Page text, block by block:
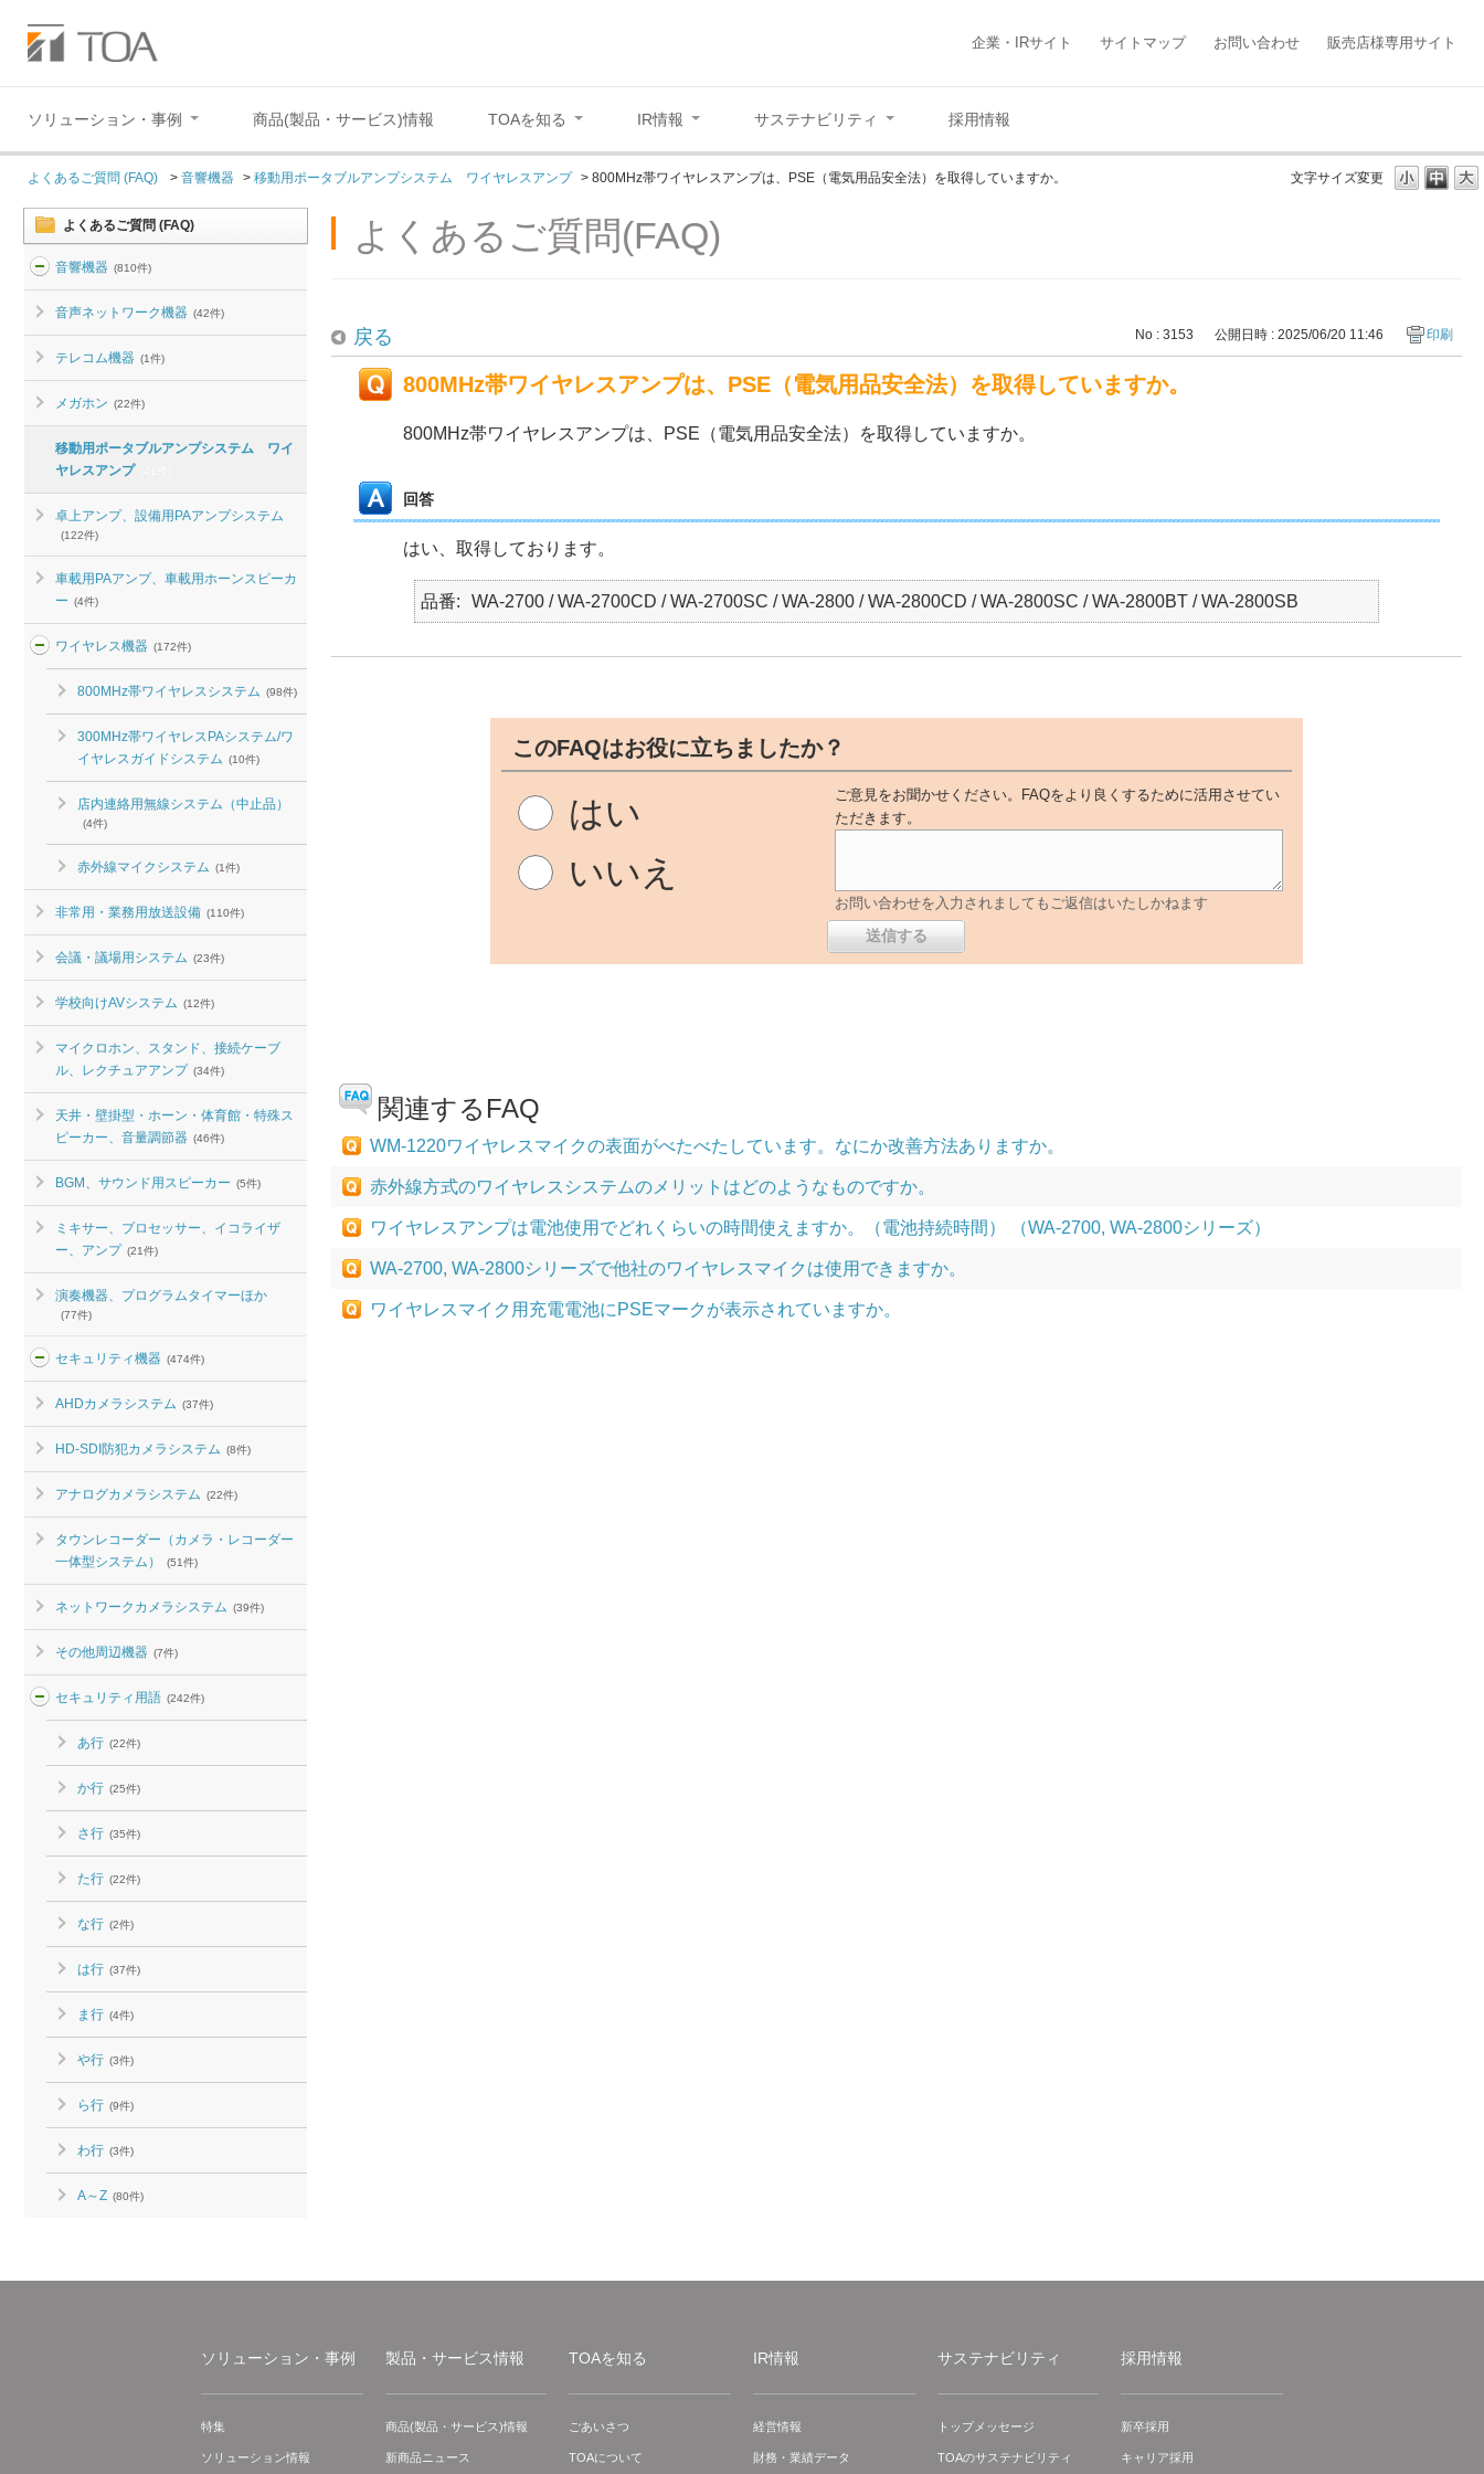
企業・IRサイト サイトマップ お問い合わせ 販売店様専用サイト
ソリューション・事例 商品(製品・サービス)情報 TOAを知る IR情報 サステナビリティ 採用情報
文字サイズ変更
よくあるご質問 (FAQ) > 音響機器 > 移動用ポータブルアンプシステム ワイヤレスアンプ > 800MHz帯ワイヤレスアンプは、PSE（電気用品安全法）を取得していますか。
よくあるご質問 (FAQ)
音響機器 (810件)
音声ネットワーク機器 (42件)
テレコム機器 (1件)
メガホン (22件)
移動用ポータブルアンプシステム ワイ
ヤレスアンプ
卓上アンプ、設備用PAアンプシステム
(122件)
車載用PAアンプ、車載用ホーンスピーカ
ー (4件)
ワイヤレス機器 (172件)
800MHz帯ワイヤレスシステム (98件)
300MHz帯ワイヤレスPAシステム/ワ
イヤレスガイドシステム (10件)
店内連絡用無線システム（中止品）
(4件)
赤外線マイクシステム (1件)
非常用・業務用放送設備 (110件)
会議・議場用システム (23件)
学校向けAVシステム (12件)
マイクロホン、スタンド、接続ケーブ
ル、レクチュアアンプ (34件)
天井・壁掛型・ホーン・体育館・特殊ス
ピーカー、音量調節器 (46件)
BGM、サウンド用スピーカー (5件)
ミキサー、プロセッサー、イコライザ
ー、アンプ (21件)
演奏機器、プログラムタイマーほか
(77件)
セキュリティ機器 (474件)
AHDカメラシステム (37件)
HD-SDI防犯カメラシステム (8件)
アナログカメラシステム (22件)
タウンレコーダー（カメラ・レコーダー
一体型システム）
(51件)
ネットワークカメラシステム (39件)
その他周辺機器 (7件)
セキュリティ用語 (242件)
あ行 (22件)
か行 (25件)
さ行 (35件)
た行 (22件)
な行 (2件)
は行 (37件)
ま行 (4件)
や行 (3件)
ら行 (9件)
わ行 (3件)
A～Z (80件)
よくあるご質問(FAQ)
戻る No : 3153 公開日時 : 2025/06/20 11:46 印刷
800MHz帯ワイヤレスアンプは、PSE（電気用品安全法）を取得していますか。
800MHz帯ワイヤレスアンプは、PSE（電気用品安全法）を取得していますか。
回答
はい、取得しております。
品番 WA-2700 / WA-2700CD / WA-2700SC / WA-2800 / WA-2800CD / WA-2800SC / WA-2800BT / WA-2800SB
このFAQはお役に立ちましたか？
はい
いいえ
ご意見をお聞かせください。FAQをより良くするために活用させてい
ただきます。
お問い合わせを入力されましてもご返信はいたしかねます
関連するFAQ
WM-1220ワイヤレスマイクの表面がべたべたしています。なにか改善方法ありますか。
赤外線方式のワイヤレスシステムのメリットはどのようなものですか。
ワイヤレスアンプは電池使用でどれくらいの時間使えますか。（電池持続時間） （WA-2700, WA-2800シリーズ）
WA-2700, WA-2800シリーズで他社のワイヤレスマイクは使用できますか。
ワイヤレスマイク用充電電池にPSEマークが表示されていますか。
ソリューション・事例
特集
ソリューション情報
製品・サービス情報
商品(製品・サービス)情報
新商品ニュース
TOAを知る
ごあいさつ
TOAについて
IR情報
経営情報
財務・業績データ
サステナビリティ
トップメッセージ
TOAのサステナビリティ
採用情報
新卒採用
キャリア採用